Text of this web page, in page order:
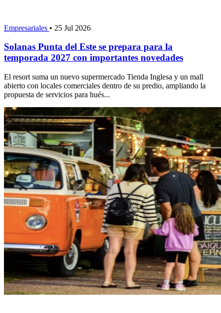
Empresariales • 25 Jul 2026
Solanas Punta del Este se prepara para la
temporada 2027 con importantes novedades
El resort suma un nuevo supermercado Tienda Inglesa y un mall
abierto con locales comerciales dentro de su predio, ampliando la
propuesta de servicios para hués...